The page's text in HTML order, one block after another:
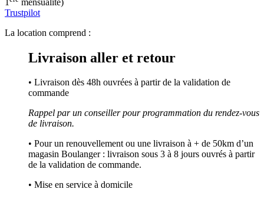
Trustpilot
La location comprend :
Livraison aller et retour
• Livraison dès 48h ouvrées à partir de la validation de
commande
Rappel par un conseiller pour programmation du rendez-vous
de livraison.
• Pour un renouvellement ou une livraison à + de 50km d’un
magasin Boulanger : livraison sous 3 à 8 jours ouvrés à partir
de la validation de commande.
• Mise en service à domicile